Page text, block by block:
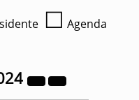
☐ Agenda